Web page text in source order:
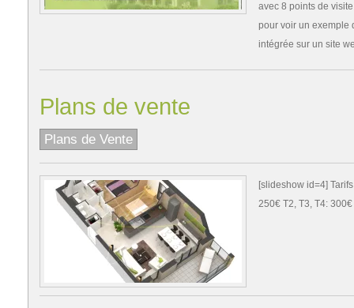
avec 8 points de
pour voir un exemple
intégrée sur un site
Plans de vente
Plans de Vente
[slideshow id=4]
250€ T2, T3, T4: